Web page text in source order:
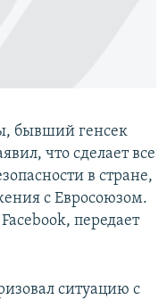
бывший генсек
что сделает все
в стране,
с Евросоюзом.
передает
ситуацию с